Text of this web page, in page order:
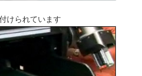
けられています